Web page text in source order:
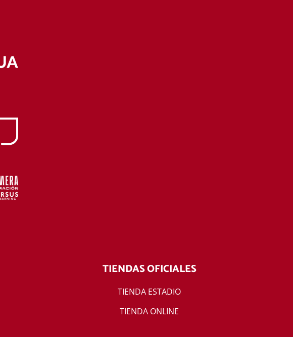
TIENDAS OFICIALES
TIENDA ESTADIO
TIENDA ONLINE